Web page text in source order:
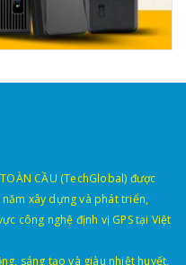
CẦU (TechGlobal) được
xây dựng và phát triển,
công nghệ định vị GPS tại Việt
sáng tạo và giàu nhiệt huyết,